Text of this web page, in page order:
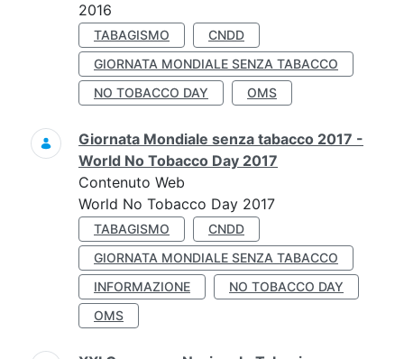
2016
TABAGISMO
CNDD
GIORNATA MONDIALE SENZA TABACCO
NO TOBACCO DAY
OMS
Giornata Mondiale senza tabacco 2017 -
World No Tobacco Day 2017
Contenuto Web
World No Tobacco Day 2017
TABAGISMO
CNDD
GIORNATA MONDIALE SENZA TABACCO
INFORMAZIONE
NO TOBACCO DAY
OMS